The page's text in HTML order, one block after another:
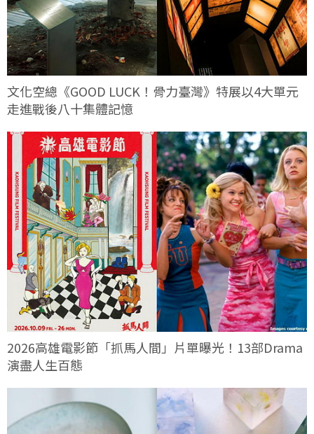
文化空總《GOOD LUCK！骨力臺灣》特展以4大單元
走進戰後八十集體記憶
2026高雄電影節「抓馬人間」片單曝光！13部Drama
演盡人生百態